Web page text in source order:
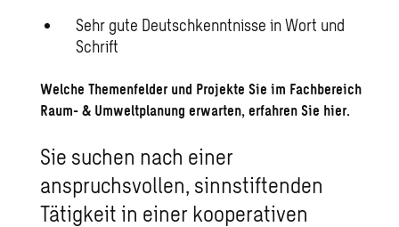
Sehr gute Deutschkenntnisse in Wort und
Schrift
Welche Themenfelder und Projekte Sie im Fachbereich
Raum- & Umweltplanung erwarten, erfahren Sie hier.
Sie suchen nach einer
anspruchsvollen, sinnstiftenden
Tätigkeit in einer kooperativen